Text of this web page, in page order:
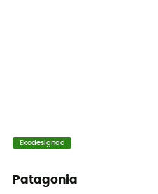
Ekodesignad
Patagonia